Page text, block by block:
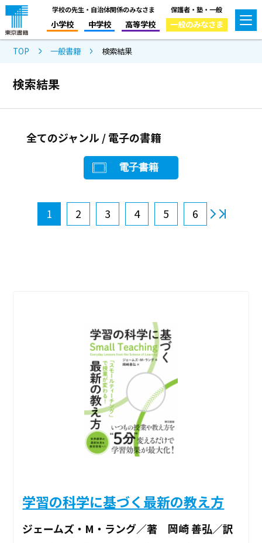
学校の先生・自治体関係のみなさま
小学校 中学校 高等学校
保護者・塾・一般
一般のみなさま
TOP 一般書籍 検索結果
検索結果
全てのジャンル / 電子の書籍
電子書籍
1 2 3 4 5 6
学習の科学に基づく最新の教え方
ジェームズ・M・ラング／著 岡崎 善弘／訳